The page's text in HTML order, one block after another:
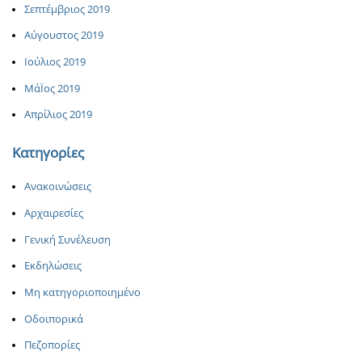
Σεπτέμβριος 2019
Αύγουστος 2019
Ιούλιος 2019
ΜάΪος 2019
Απρίλιος 2019
Κατηγορίες
Ανακοινώσεις
Αρχαιρεσίες
Γενική Συνέλευση
Εκδηλώσεις
Μη κατηγοριοποιημένο
Οδοιπορικά
Πεζοπορίες